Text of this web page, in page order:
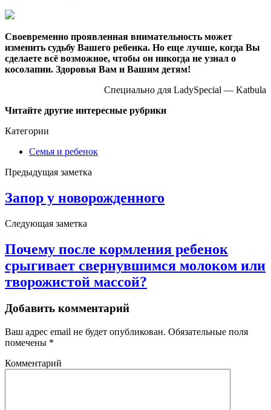
Своевременно проявленная внимательность может
изменить судьбу Вашего ребенка. Но еще лучше, когда Вы
сделаете всё возможное, чтобы он никогда не узнал о
косолапии. Здоровья Вам и Вашим детям!
Специально для LadySpecial — Katbula
Читайте другие интересные рубрики
Категории
Семья и ребенок
Предыдущая заметка
Запор у новорожденного
Следующая заметка
Почему после кормления ребенок
срыгивает свернувшимся молоком или
творожистой массой?
Добавить комментарий
Ваш адрес email не будет опубликован. Обязательные поля
помечены *
Комментарий